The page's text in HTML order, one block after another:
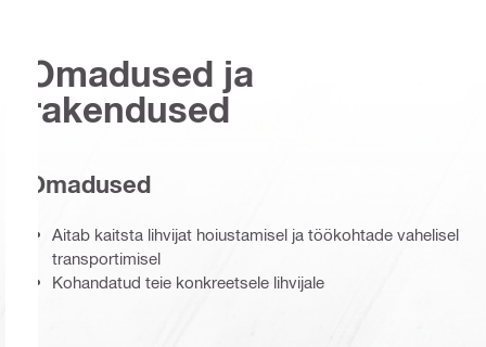
Omadused ja
rakendused
Omadused
Aitab kaitsta lihvijat hoiustamisel ja töökohtade vahelisel
transportimisel
Kohandatud teie konkreetsele lihvijale